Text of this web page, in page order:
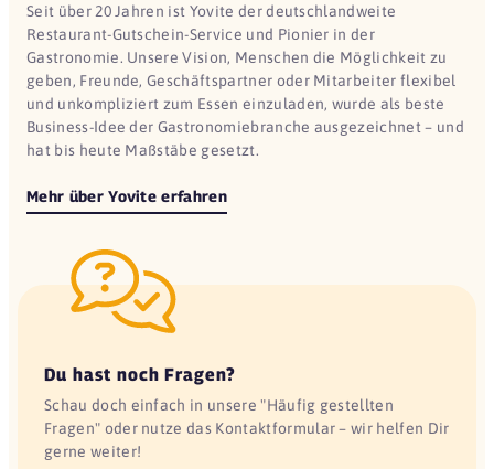
Seit über 20 Jahren ist Yovite der deutschlandweite
Restaurant-Gutschein-Service und Pionier in der
Gastronomie. Unsere Vision, Menschen die Möglichkeit zu
geben, Freunde, Geschäftspartner oder Mitarbeiter flexibel
und unkompliziert zum Essen einzuladen, wurde als beste
Business-Idee der Gastronomiebranche ausgezeichnet – und
hat bis heute Maßstäbe gesetzt.
Mehr über Yovite erfahren
Du hast noch Fragen?
Schau doch einfach in unsere "Häufig gestellten
Fragen" oder nutze das Kontaktformular – wir helfen Dir
gerne weiter!